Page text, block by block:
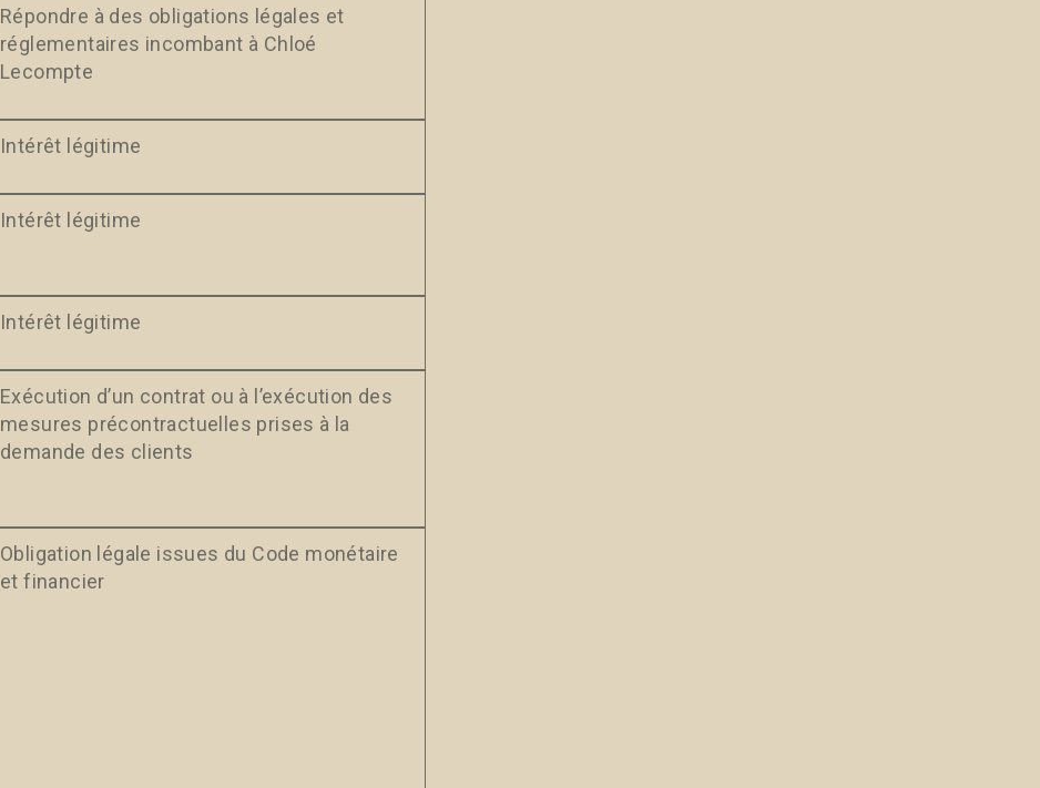
Répondre à des obligations légales et
réglementaires incombant à Chloé
Lecompte
Intérêt légitime
Intérêt légitime
Intérêt légitime
Exécution d’un contrat ou à l’exécution des
mesures précontractuelles prises à la
demande des clients
Obligation légale issues du Code monétaire
et financier